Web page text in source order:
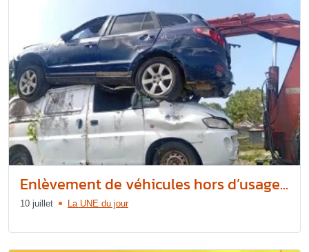
Enlèvement de véhicules hors d’usage...
10 juillet La UNE du jour